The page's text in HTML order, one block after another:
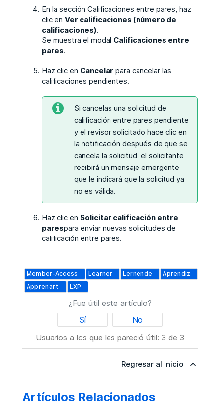
En la sección Calificaciones entre pares, haz
clic en Ver calificaciones (número de
calificaciones).
Se muestra el modal Calificaciones entre
pares.
Haz clic en Cancelar para cancelar las
calificaciones pendientes.
Si cancelas una solicitud de
calificación entre pares pendiente
y el revisor solicitado hace clic en
la notificación después de que se
cancela la solicitud, el solicitante
recibirá un mensaje emergente
que le indicará que la solicitud ya
no es válida.
Haz clic en Solicitar calificación entre
parespara enviar nuevas solicitudes de
calificación entre pares.
Member-Access Learner Lernende
Aprendiz
Apprenant
LXP
¿Fue útil este artículo?
Sí
No
Usuarios a los que les pareció útil: 3 de 3
Regresar al inicio
Artículos Relacionados